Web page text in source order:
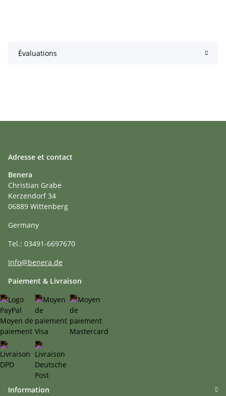
Évaluations
Adresse et contact
Benera
Christian Grabe
Kerzendorf 34
06889 Wittenberg
Germany
Tel.: 03491-6697670
Info@benera.de
Paiement & Livraison
Information